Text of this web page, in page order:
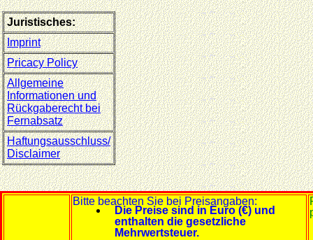
Juristisches:
Imprint
Pricacy Policy
Allgemeine
Informationen und
Rückgaberecht bei
Fernabsatz
Haftungsausschluss/
Disclaimer
Bitte beachten Sie bei Preisangaben:
Die Preise sind in Euro (€) und
enthalten die gesetzliche
Mehrwertsteuer.